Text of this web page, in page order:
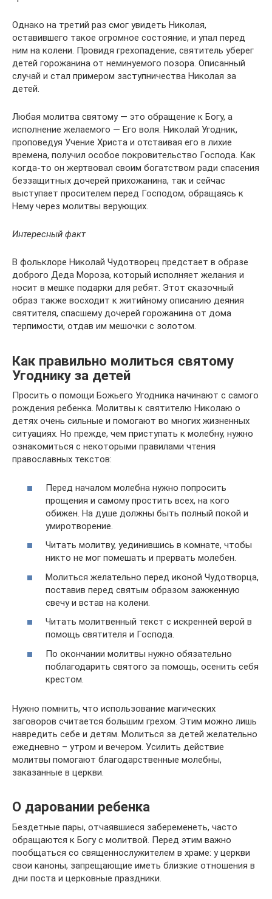
Однако на третий раз смог увидеть Николая,
оставившего такое огромное состояние, и упал перед
ним на колени. Провидя грехопадение, святитель уберег
детей горожанина от неминуемого позора. Описанный
случай и стал примером заступничества Николая за
детей.
Любая молитва святому — это обращение к Богу, а
исполнение желаемого — Его воля. Николай Угодник,
проповедуя Учение Христа и отстаивая его в лихие
времена, получил особое покровительство Господа. Как
когда-то он жертвовал своим богатством ради спасения
беззащитных дочерей прихожанина, так и сейчас
выступает просителем перед Господом, обращаясь к
Нему через молитвы верующих.
Интересный факт
В фольклоре Николай Чудотворец предстает в образе
доброго Деда Мороза, который исполняет желания и
носит в мешке подарки для ребят. Этот сказочный
образ также восходит к житийному описанию деяния
святителя, спасшему дочерей горожанина от дома
терпимости, отдав им мешочки с золотом.
Как правильно молиться святому
Угоднику за детей
Просить о помощи Божьего Угодника начинают с самого
рождения ребенка. Молитвы к святителю Николаю о
детях очень сильные и помогают во многих жизненных
ситуациях. Но прежде, чем приступать к молебну, нужно
ознакомиться с некоторыми правилами чтения
православных текстов:
Перед началом молебна нужно попросить
прощения и самому простить всех, на кого
обижен. На душе должны быть полный покой и
умиротворение.
Читать молитву, уединившись в комнате, чтобы
никто не мог помешать и прервать молебен.
Молиться желательно перед иконой Чудотворца,
поставив перед святым образом зажженную
свечу и встав на колени.
Читать молитвенный текст с искренней верой в
помощь святителя и Господа.
По окончании молитвы нужно обязательно
поблагодарить святого за помощь, осенить себя
крестом.
Нужно помнить, что использование магических
заговоров считается большим грехом. Этим можно лишь
навредить себе и детям. Молиться за детей желательно
ежедневно – утром и вечером. Усилить действие
молитвы помогают благодарственные молебны,
заказанные в церкви.
О даровании ребенка
Бездетные пары, отчаявшиеся забеременеть, часто
обращаются к Богу с молитвой. Перед этим важно
пообщаться со священнослужителем в храме: у церкви
свои каноны, запрещающие иметь близкие отношения в
дни поста и церковные праздники.